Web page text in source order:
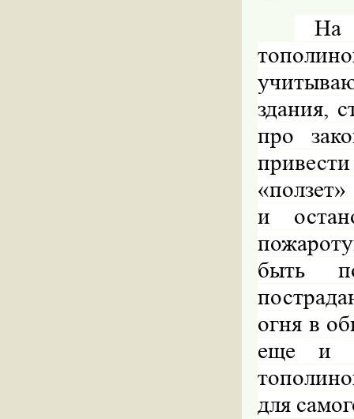
На
здания,
про
и
быть
огня в
еще и
для